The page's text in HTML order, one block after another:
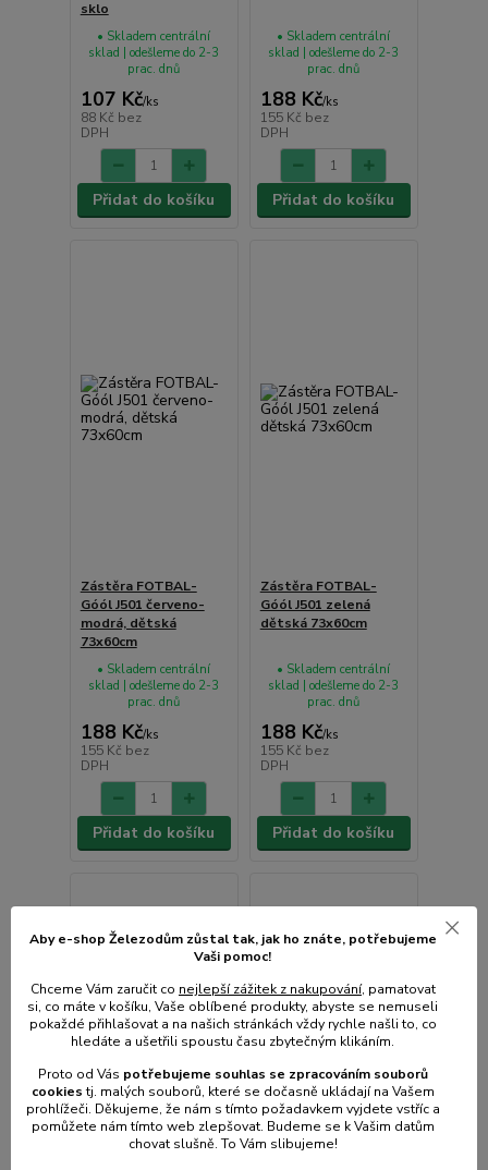
sklo
107 Kč/ks
88 Kč bez
DPH
• Skladem centrální
sklad | odešleme do 2-3
prac. dnů
Přidat do košíku
188 Kč/ks
155 Kč bez
DPH
• Skladem centrální
sklad | odešleme do 2-3
prac. dnů
Přidat do košíku
Zástěra FOTBAL-
Góól J501 červeno-
modrá, dětská
73x60cm
188 Kč/ks
155 Kč bez
DPH
• Skladem centrální
sklad | odešleme do 2-3
prac. dnů
Přidat do košíku
Zástěra FOTBAL-
Góól J501 zelená
dětská 73x60cm
188 Kč/ks
155 Kč bez
DPH
• Skladem centrální
sklad | odešleme do 2-3
prac. dnů
Přidat do košíku
Aby e-shop Železodům zůstal tak, jak ho znáte, potřebujeme
Vaši pomoc!
Chceme Vám zaručit co nejlepší zážitek z nakupování, pamatovat
si, co máte v košíku, Vaše oblíbené produkty, abyste se nemuseli
pokaždé přihlašovat a na našich stránkách vždy rychle našli to, co
hledáte a ušetřili spoustu času zbytečným klikáním.
Proto od Vás potřebujeme souhlas se zpracováním souborů
cookiestj. malých souborů, které se dočasně ukládají na Vašem
prohlížeči. Děkujeme, že nám s tímto požadavkem vyjdete vstříc a
pomůžete nám tímto web zlepšovat. Budeme se k Vašim datům
chovat slušně. To Vám slibujeme!